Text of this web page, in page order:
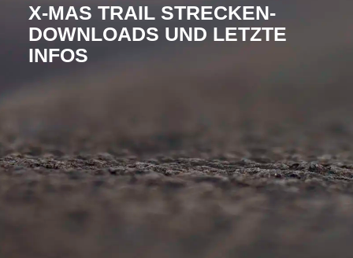
X-MAS TRAIL STRECKEN-
DOWNLOADS UND LETZTE
INFOS